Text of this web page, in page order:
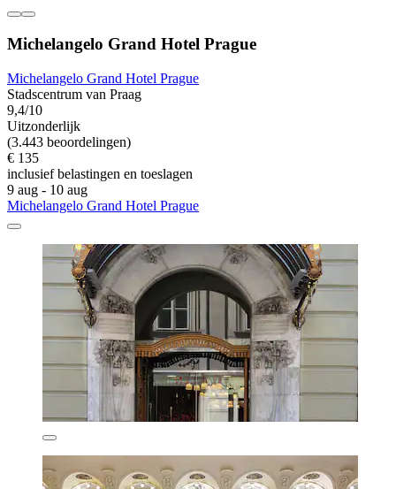
Michelangelo Grand Hotel Prague
Michelangelo Grand Hotel Prague
Stadscentrum van Praag
9,4/10
Uitzonderlijk
(3.443 beoordelingen)
€ 135
inclusief belastingen en toeslagen
9 aug - 10 aug
Michelangelo Grand Hotel Prague